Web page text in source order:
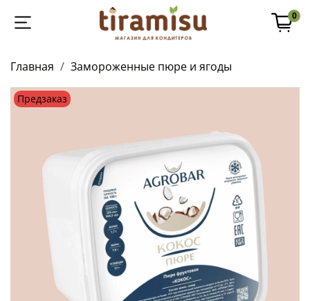
0
Главная Замороженные пюре и ягоды
Предзаказ